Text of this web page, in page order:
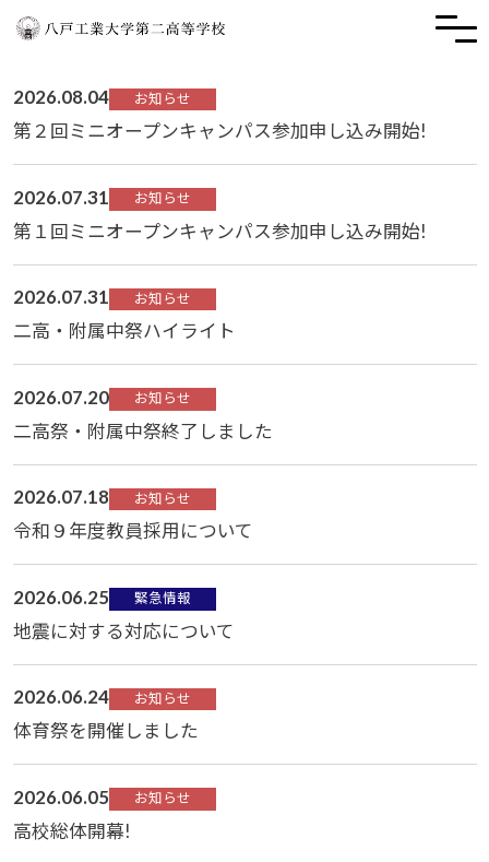
2026.08.04 お知らせ
第２回ミニオープンキャンパス参加申し込み開始!
2026.07.31 お知らせ
第１回ミニオープンキャンパス参加申し込み開始!
2026.07.31 お知らせ
二高・附属中祭ハイライト
2026.07.20 お知らせ
二高祭・附属中祭終了しました
2026.07.18 お知らせ
令和９年度教員採用について
2026.06.25 緊急情報
地震に対する対応について
2026.06.24 お知らせ
体育祭を開催しました
2026.06.05 お知らせ
高校総体開幕!